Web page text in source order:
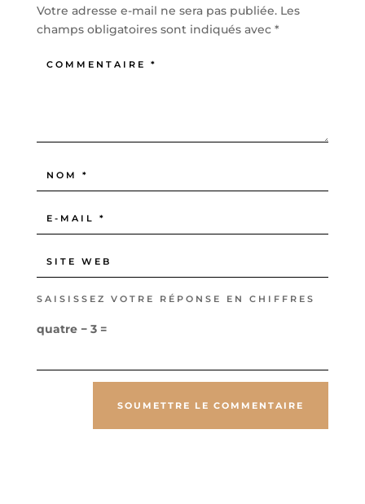
Votre adresse e-mail ne sera pas publiée. Les
champs obligatoires sont indiqués avec *
SAISISSEZ VOTRE RÉPONSE EN CHIFFRES
quatre − 3 =
SOUMETTRE LE COMMENTAIRE